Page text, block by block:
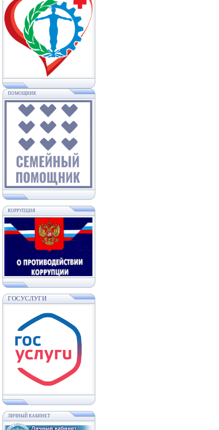
ПОМОЩНИК
КОРРУПЦИЯ
ГОСУСЛУГИ
ЛИЧНЫЙ КАБИНЕТ